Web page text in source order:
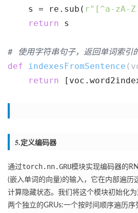
s = re.sub( r"[^a-zA-
return s
# 使用字符串句子，返回单词索引
def
indexesFromSentence
return
5.定义编码器
通过torch.nn.GRU模块实现编码器的
(嵌入单词的向量)的输入，它在内部遍历
计算隐藏状态。 我们将这个模块初始化
两个独立的GRUs:一个按时间顺序遍历